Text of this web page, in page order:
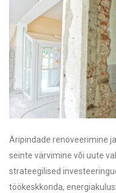
Äripindade renoveerimine
seinte värvimine või uute
strateegilised
töökeskkonda,